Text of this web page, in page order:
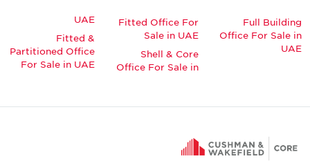
Full Building
Office For Sale in
UAE
Fitted Office For
Sale in UAE
Shell & Core
Office For Sale in
UAE
Fitted &
Partitioned Office
For Sale in UAE